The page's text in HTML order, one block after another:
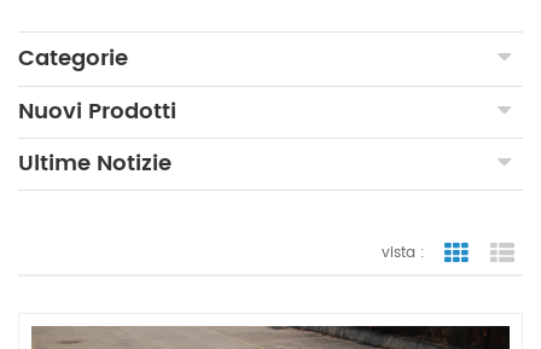
Categorie
Nuovi Prodotti
Ultime Notizie
vista : vista a